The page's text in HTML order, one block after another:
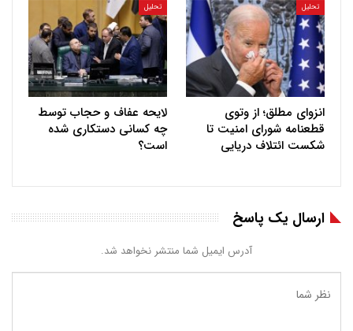
تحلیل
انزوای مطلق؛ از وتوی
قطعنامه شورای امنیت تا
شکست ائتلاف دریایی
تحلیل
لایحه عفاف و حجاب توسط
چه کسانی دستکاری شده
است؟
ارسال یک پاسخ
آدرس ایمیل شما منتشر نخواهد شد.